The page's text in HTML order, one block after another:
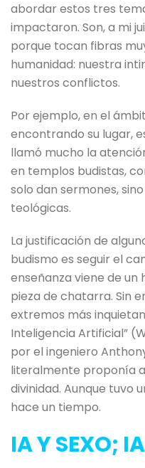
abordar estos tres
impactaron. Son, a mi
porque tocan fibras
humanidad: nuestra
nuestros conflictos.
Por ejemplo, en el
encontrando su lugar,
llamó mucho la
en templos budistas,
solo dan sermones,
teológicas.
La justificación de
budismo es seguir el
enseñanza viene de un
pieza de chatarra. Sin
extremos más
Inteligencia Artificial”
por el ingeniero
literalmente proponía
divinidad. Aunque tuvo
hace un tiempo.
IA Y SEXO;